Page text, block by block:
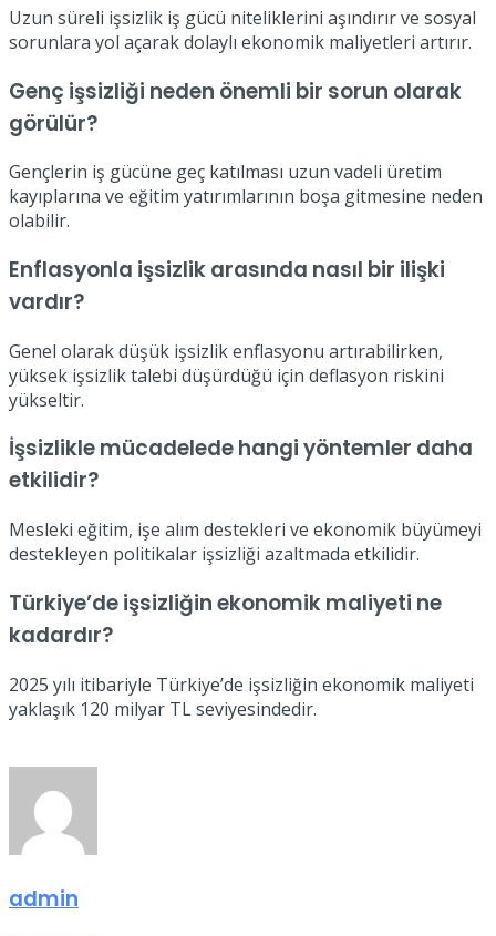
Uzun süreli işsizlik iş gücü niteliklerini aşındırır ve sosyal
sorunlara yol açarak dolaylı ekonomik maliyetleri artırır.
Genç işsizliği neden önemli bir sorun olarak
görülür?
Gençlerin iş gücüne geç katılması uzun vadeli üretim
kayıplarına ve eğitim yatırımlarının boşa gitmesine neden
olabilir.
Enflasyonla işsizlik arasında nasıl bir ilişki
vardır?
Genel olarak düşük işsizlik enflasyonu artırabilirken,
yüksek işsizlik talebi düşürdüğü için deflasyon riskini
yükseltir.
İşsizlikle mücadelede hangi yöntemler daha
etkilidir?
Mesleki eğitim, işe alım destekleri ve ekonomik büyümeyi
destekleyen politikalar işsizliği azaltmada etkilidir.
Türkiye’de işsizliğin ekonomik maliyeti ne
kadardır?
2025 yılı itibariyle Türkiye’de işsizliğin ekonomik maliyeti
yaklaşık 120 milyar TL seviyesindedir.
admin